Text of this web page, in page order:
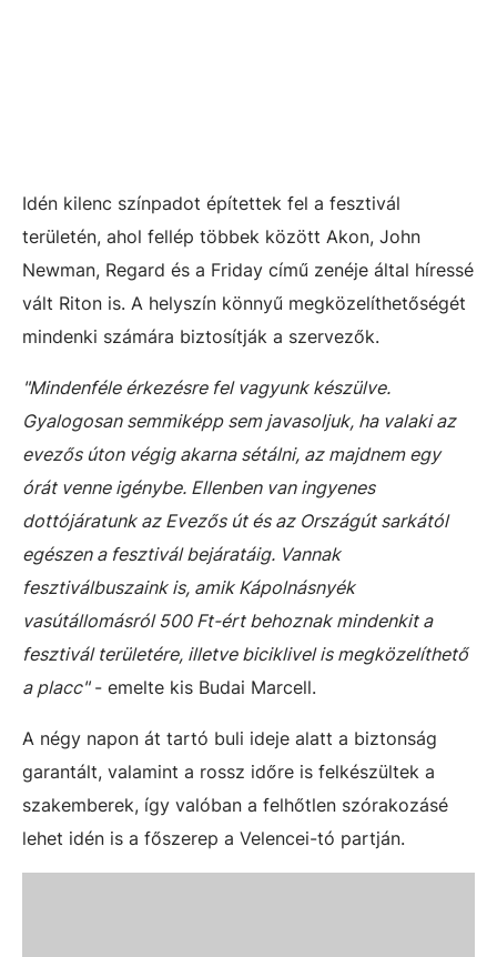
Idén kilenc színpadot építettek fel a fesztivál
területén, ahol fellép többek között Akon, John
Newman, Regard és a Friday című zenéje által híressé
vált Riton is. A helyszín könnyű megközelíthetőségét
mindenki számára biztosítják a szervezők.
"Mindenféle érkezésre fel vagyunk készülve.
Gyalogosan semmiképp sem javasoljuk, ha valaki az
evezős úton végig akarna sétálni, az majdnem egy
órát venne igénybe. Ellenben van ingyenes
dottójáratunk az Evezős út és az Országút sarkától
egészen a fesztivál bejáratáig. Vannak
fesztiválbuszaink is, amik Kápolnásnyék
vasútállomásról 500 Ft-ért behoznak mindenkit a
fesztivál területére, illetve biciklivel is megközelíthető
a placc"- emelte kis Budai Marcell.
A négy napon át tartó buli ideje alatt a biztonság
garantált, valamint a rossz időre is felkészültek a
szakemberek, így valóban a felhőtlen szórakozásé
lehet idén is a főszerep a Velencei-tó partján.